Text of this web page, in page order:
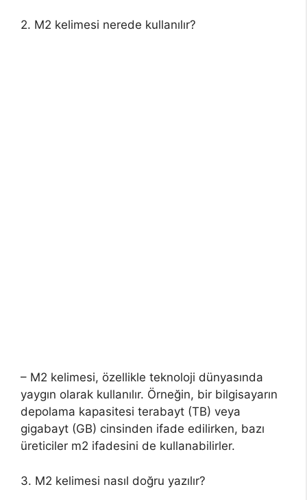
2. M2 kelimesi nerede kullanılır?
– M2 kelimesi, özellikle teknoloji dünyasında
yaygın olarak kullanılır. Örneğin, bir bilgisayarın
depolama kapasitesi terabayt (TB) veya
gigabayt (GB) cinsinden ifade edilirken, bazı
üreticiler m2 ifadesini de kullanabilirler.
3. M2 kelimesi nasıl doğru yazılır?